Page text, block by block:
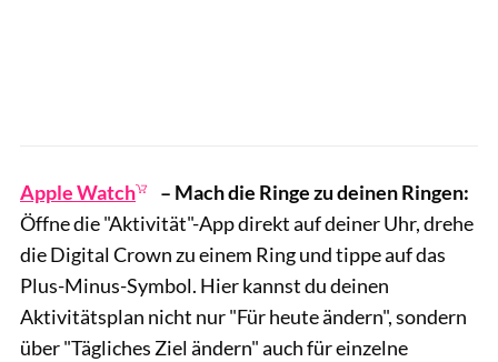
Apple Watch
– Mach die Ringe zu deinen Ringen:
Öffne die "Aktivität"-App direkt auf deiner Uhr, drehe
die Digital Crown zu einem Ring und tippe auf das
Plus-Minus-Symbol. Hier kannst du deinen
Aktivitätsplan nicht nur "Für heute ändern", sondern
über "Tägliches Ziel ändern" auch für einzelne